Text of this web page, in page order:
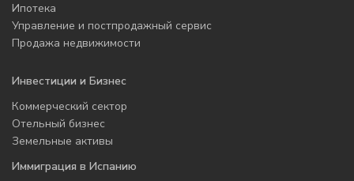
Ипотека
Управление и постпродажный сервис
Продажа недвижимости
Инвестиции и Бизнес
Коммерческий сектор
Отельный бизнес
Земельные активы
Иммиграция в Испанию